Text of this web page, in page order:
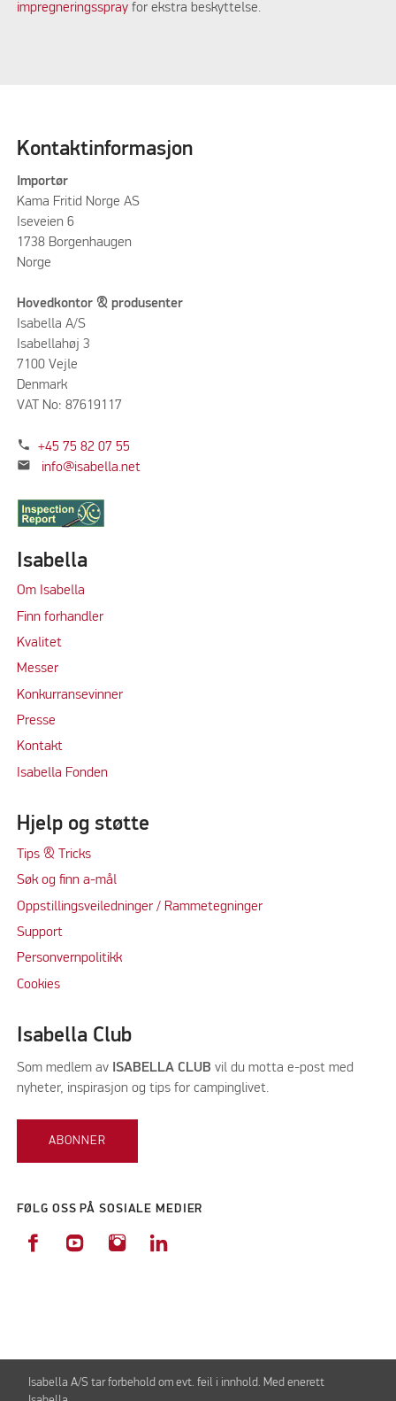
impregneringsspray for ekstra beskyttelse.
Kontaktinformasjon
Importør
Kama Fritid Norge AS
Iseveien 6
1738 Borgenhaugen
Norge
Hovedkontor & produsenter
Isabella A/S
Isabellahøj 3
7100 Vejle
Denmark
VAT No: 87619117
phone +45 75 82 07 55
mail info@isabella.net
Isabella
Om Isabella
Finn forhandler
Kvalitet
Messer
Konkurransevinner
Presse
Kontakt
Isabella Fonden
Hjelp og støtte
Tips & Tricks
Søk og finn a-mål
Oppstillingsveiledninger / Rammetegninger
Support
Personvernpolitikk
Cookies
Isabella Club
Som medlem avISABELLA CLUB vil du motta e-post med
nyheter, inspirasjon og tips for campinglivet.
ABONNER
FØLG OSS PÅ SOSIALE MEDIER
Isabella A/S tar forbehold om evt. feil i innhold. Med enerett